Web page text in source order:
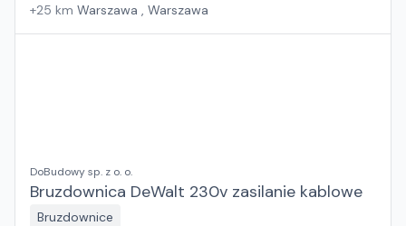
+25 km Warszawa , Warszawa
DoBudowy sp. z o. o.
Bruzdownica DeWalt 230v zasilanie kablowe
Bruzdownice